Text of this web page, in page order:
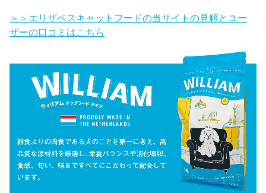
＞＞エリザベスキャットフードの当サイトの見解とユー
ザーの口コミはこちら